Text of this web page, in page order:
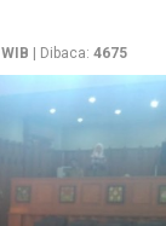
| Dibaca: 4675